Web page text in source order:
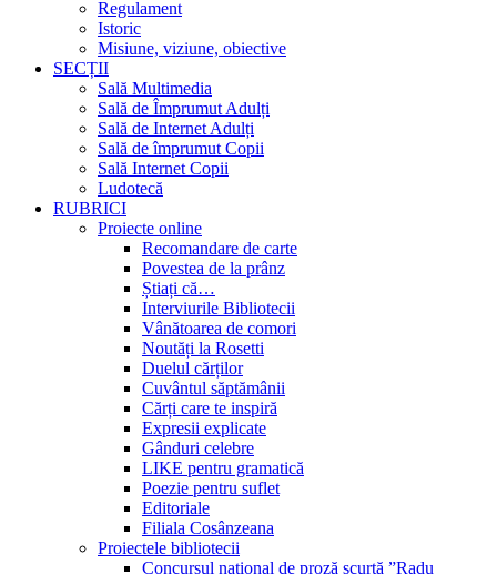
Regulament
Istoric
Misiune, viziune, obiective
SECȚII
Sală Multimedia
Sală de Împrumut Adulți
Sală de Internet Adulți
Sală de împrumut Copii
Sală Internet Copii
Ludotecă
RUBRICI
Proiecte online
Recomandare de carte
Povestea de la prânz
Știați că…
Interviurile Bibliotecii
Vânătoarea de comori
Noutăți la Rosetti
Duelul cărților
Cuvântul săptămânii
Cărți care te inspiră
Expresii explicate
Gânduri celebre
LIKE pentru gramatică
Poezie pentru suflet
Editoriale
Filiala Cosânzeana
Proiectele bibliotecii
Concursul național de proză scurtă ”Radu